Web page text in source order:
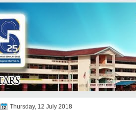
Thursday, 12 July 2018